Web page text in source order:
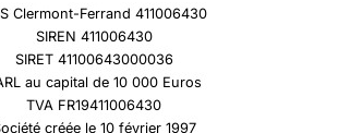
Clermont-Ferrand 411006430
SIREN 411006430
SIRET 41100643000036
au capital de 10 000 Euros
TVA FR19411006430
créée le 10 février 1997